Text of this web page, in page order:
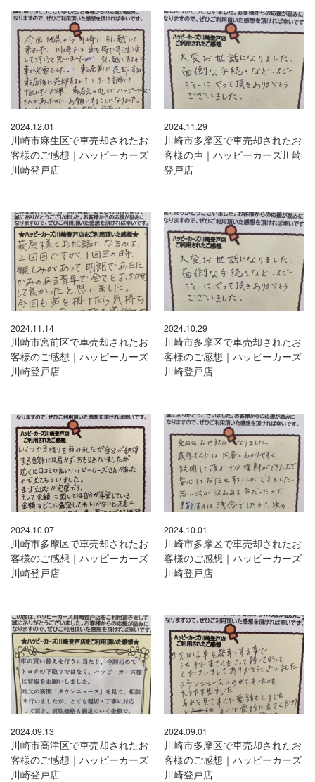
2024.12.01
川崎市麻生区で車売却されたお
客様のご感想｜ハッピーカーズ
川崎登戸店
2024.11.29
川崎市多摩区で車売却されたお
客様の声｜ハッピーカーズ川崎
登戸店
2024.11.14
川崎市宮前区で車売却されたお
客様のご感想｜ハッピーカーズ
川崎登戸店
2024.10.29
川崎市多摩区で車売却されたお
客様のご感想｜ハッピーカーズ
川崎登戸店
2024.10.07
川崎市多摩区で車売却されたお
客様のご感想｜ハッピーカーズ
川崎登戸店
2024.10.01
川崎市多摩区で車売却されたお
客様のご感想｜ハッピーカーズ
川崎登戸店
2024.09.13
川崎市高津区で車売却されたお
客様のご感想｜ハッピーカーズ
川崎登戸店
2024.09.01
川崎市多摩区で車売却されたお
客様のご感想｜ハッピーカーズ
川崎登戸店